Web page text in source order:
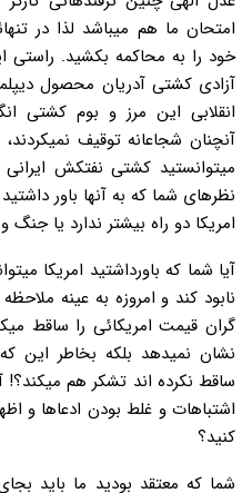
امتحان ما هم میباشد لذا در
خود را به محاکمه بکشید.
آزادی کشتی آدریان محصول
انقلابی این مرز و بوم کشتی
آنچنان شجاعانه توقیف
میتوانستید کشتی نفتکش ایرانی
نظرهای شما که به آنها باور
امریکا دو راه بیشتر ندارد یا جنگ
آیا شما که باورداشتید امریکا
نابود کند و امروزه به عینه
گران قیمت امریکائی را ساقط
نشان نمیدهد بلکه بخاطر این
ساقط نکرده اند تشکر هم میکند؟!
اشتباهات و غلط بودن ادعاها و
کنید؟
شما که معتقد بودید ما باید